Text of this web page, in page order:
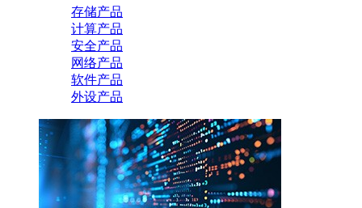
存储产品
计算产品
安全产品
网络产品
软件产品
外设产品